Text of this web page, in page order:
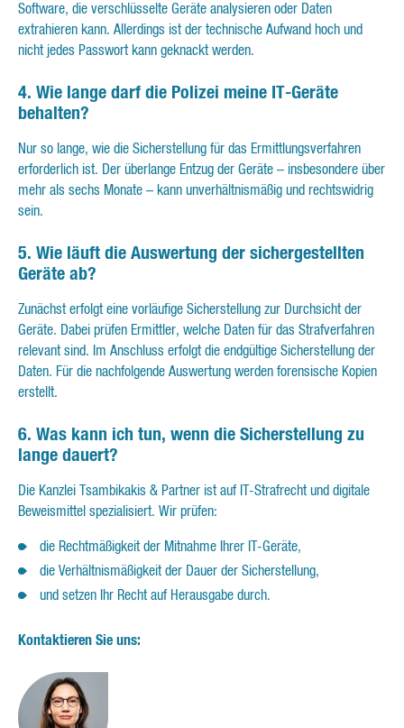
Software, die verschlüsselte Geräte analysieren oder Daten
extrahieren kann. Allerdings ist der technische Aufwand hoch und
nicht jedes Passwort kann geknackt werden.
4. Wie lange darf die Polizei meine IT-Geräte
behalten?
Nur so lange, wie die Sicherstellung für das Ermittlungsverfahren
erforderlich ist. Der überlange Entzug der Geräte – insbesondere über
mehr als sechs Monate – kann unverhältnismäßig und rechtswidrig
sein.
5. Wie läuft die Auswertung der sichergestellten
Geräte ab?
Zunächst erfolgt eine vorläufige Sicherstellung zur Durchsicht der
Geräte. Dabei prüfen Ermittler, welche Daten für das Strafverfahren
relevant sind. Im Anschluss erfolgt die endgültige Sicherstellung der
Daten. Für die nachfolgende Auswertung werden forensische Kopien
erstellt.
6. Was kann ich tun, wenn die Sicherstellung zu
lange dauert?
Die Kanzlei Tsambikakis & Partner ist auf IT-Strafrecht und digitale
Beweismittel spezialisiert. Wir prüfen:
die Rechtmäßigkeit der Mitnahme Ihrer IT-Geräte,
die Verhältnismäßigkeit der Dauer der Sicherstellung,
und setzen Ihr Recht auf Herausgabe durch.
Kontaktieren Sie uns: